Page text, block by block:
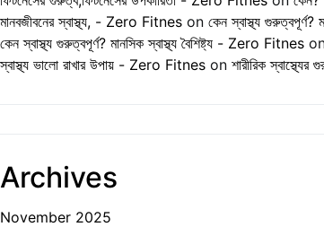
মানবজীবনের স্বাস্থ্য, - Zero Fitnes on কেন স্বাস্থ্য গুরুত্বপূর্ণ?
কেন স্বাস্থ্য গুরুত্বপূর্ণ? মানসিক স্বাস্থ্য বৈশিষ্ট্য - Zero Fitnes
স্বাস্থ্য ভালো রাখার উপায় - Zero Fitnes on শারীরিক
Archives
November 2025